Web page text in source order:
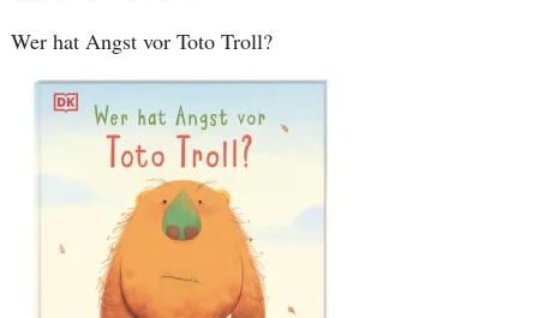
Wer hat Angst vor Toto Troll?